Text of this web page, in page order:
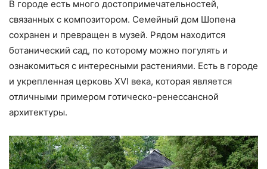
В городе есть много достопримечательностей,
связанных с композитором. Семейный дом Шопена
сохранен и превращен в музей. Рядом находится
ботанический сад, по которому можно погулять и
ознакомиться с интересными растениями. Есть в городе
и укрепленная церковь XVI века, которая является
отличными примером готическо-ренессансной
архитектуры.